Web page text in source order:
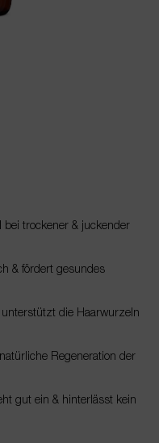
Sternen
bei trockener & juckender
& fördert gesundes
unterstützt die Haarwurzeln
Regeneration der
gut ein & hinterlässt kein